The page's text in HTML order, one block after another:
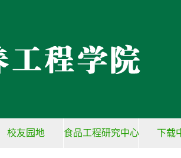
校友园地 食品工程研究中心 下载